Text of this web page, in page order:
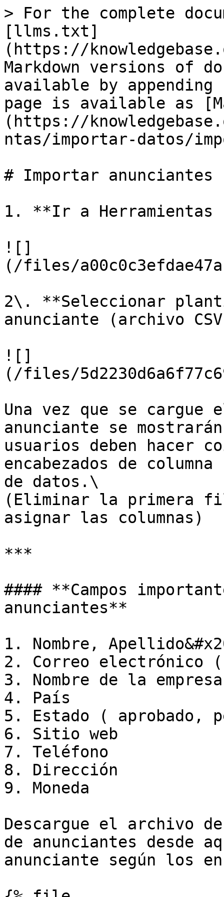
> For the complete
[llms.txt]
(https://
Markdown versions of
available by
page is available as
(https://
ntas/importar-datos/
# Importar anunciantes
1. **Ir a Herramientas
![]
(/files/
2\. **Seleccionar
anunciante (archivo
![]
(/files/
Una vez que se
anunciante se
usuarios deben hacer
encabezados de
de datos.\
(Eliminar la primera
asignar las columnas)
***
#### **Campos
anunciantes**
1. Nombre,
2. Correo electrónico
3. Nombre de la empresa
4. País
5. Estado ( aprobado,
6. Sitio web
7. Teléfono
8. Dirección
9. Moneda
Descargue el archivo
de anunciantes desde
anunciante según los